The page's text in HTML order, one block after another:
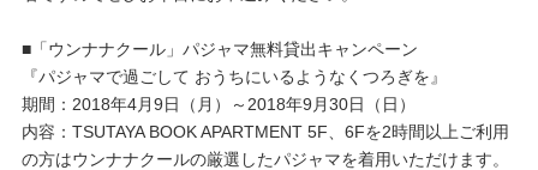
■「ウンナナクール」パジャマ無料貸出キャンペーン
『パジャマで過ごして おうちにいるようなくつろぎを』
期間：2018年4月9日（月）～2018年9月30日（日）
内容：TSUTAYA BOOK APARTMENT 5F、6Fを2時間以上ご利用
の方はウンナナクールの厳選したパジャマを着用いただけます。